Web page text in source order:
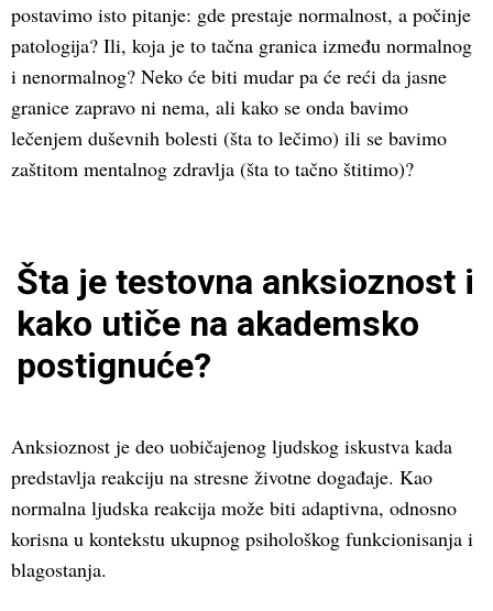
postavimo isto pitanje: gde prestaje normalnost, a počinje
patologija? Ili, koja je to tačna granica između normalnog
i nenormalnog? Neko će biti mudar pa će reći da jasne
granice zapravo ni nema, ali kako se onda bavimo
lečenjem duševnih bolesti (šta to lečimo) ili se bavimo
zaštitom mentalnog zdravlja (šta to tačno štitimo)?
Šta je testovna anksioznost i
kako utiče na akademsko
postignuće?
Anksioznost je deo uobičajenog ljudskog iskustva kada
predstavlja reakciju na stresne životne događaje. Kao
normalna ljudska reakcija može biti adaptivna, odnosno
korisna u kontekstu ukupnog psihološkog funkcionisanja i
blagostanja.